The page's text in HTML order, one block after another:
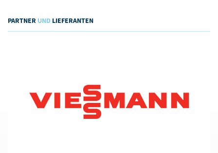
PARTNER UND LIEFERANTEN